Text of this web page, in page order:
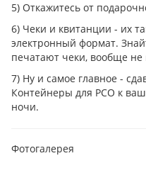
5) Откажитесь от
6) Чеки и квитанции - их
электронный формат.
печатают чеки, вообще не
7) Ну и самое главное -
Контейнеры для РСО к
ночи.
Фотогалерея